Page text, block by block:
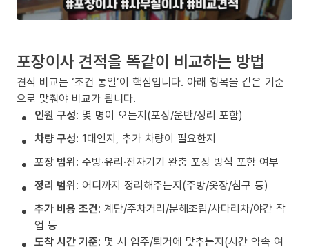
포장이사 견적을 똑같이 비교하는 방법
견적 비교는 ‘조건 통일’이 핵심입니다. 아래 항목을 같은 기준
으로 맞춰야 비교가 됩니다.
인원 구성: 몇 명이 오는지(포장/운반/정리 포함)
차량 구성: 1대인지, 추가 차량이 필요한지
포장 범위: 주방·유리·전자기기 완충 포장 방식 포함 여부
정리 범위: 어디까지 정리해주는지(주방/옷장/침구 등)
추가 비용 조건: 계단/주차거리/분해조립/사다리차/야간 작
업 등
도착 시간 기준: 몇 시 입주/퇴거에 맞추는지(시간 약속 여